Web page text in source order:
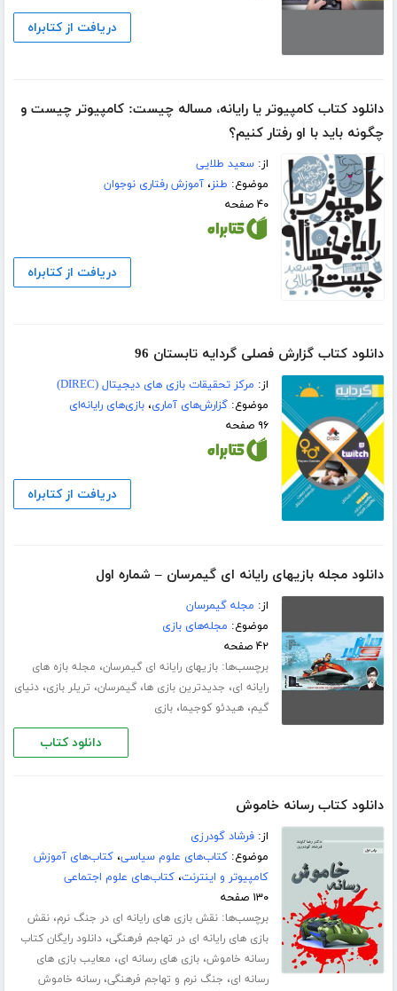
دریافت از کتابراه
دانلود کتاب کامپیوتر یا رایانه، مساله چیست: کامپیوتر چیست و
چگونه باید با او رفتار کنیم‌‫؟
از:سعید طلایی
موضوع: طنز،آموزش رفتاری نوجوان
۴۰ صفحه
دریافت از کتابراه
دانلود کتاب گزارش فصلی گردایه تابستان 96
از: مرکز تحقیقات بازی های دیجیتال (DIREC)
موضوع:گزارش‌های آماری،بازی‌های رایانه‌ای
۹۶ صفحه
دریافت از کتابراه
دانلود مجله بازیهای رایانه ای گیمرسان – شماره اول
از: مجله گیمرسان
موضوع: مجله‌های بازی
۴۲ صفحه
برچسب‌ها:بازیهای رایانه ای گیمرسان، مجله بازه های
رایانه ای، جدیدترین بازی ها،گیمرسان، تریلر بازی،دنیای
گیم،هیدئو کوجیما،بازی
دانلود کتاب
دانلود کتاب رسانه خاموش
از:فرشاد گودرزی
موضوع:کتاب‌های علوم سیاسی،کتاب‌های آموزش
کامپیوتر و اینترنت،کتاب‌های علوم اجتماعی
۱۳۰ صفحه
برچسب‌ها:نقش بازی های رایانه ای در جنگ نرم،نقش
بازی های رایانه ای در تهاجم فرهنگی،دانلود رایگان کتاب
رسانه خاموش،بازی های رسانه ای، معایب بازی های
رسانه ای، جنگ نرم و تهاجم فرهنگی،رسانه خاموش